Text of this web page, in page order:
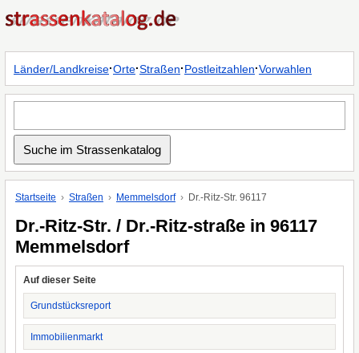
Länder/Landkreise·Orte·Straßen·Postleitzahlen·Vorwahlen
Startseite Straßen Memmelsdorf Dr.-Ritz-Str. 96117
Dr.-Ritz-Str. / Dr.-Ritz-straße in 96117
Memmelsdorf
Auf dieser Seite
Grundstücksreport
Immobilienmarkt